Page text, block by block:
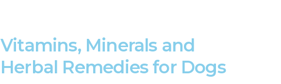
Vitamins, Minerals and
Herbal Remedies for Dogs